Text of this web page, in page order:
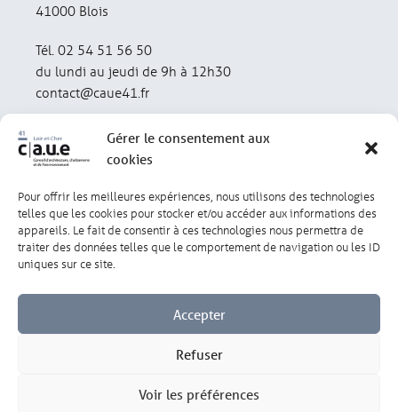
Gérer le consentement aux
cookies
Pour offrir les meilleures expériences, nous utilisons des technologies
telles que les cookies pour stocker et/ou accéder aux informations des
appareils. Le fait de consentir à ces technologies nous permettra de
traiter des données telles que le comportement de navigation ou les ID
uniques sur ce site.
Accepter
Refuser
Voir les préférences
41000 Blois
Tél. 02 54 51 56 50
du lundi au jeudi de 9h à 12h30
contact@caue41.fr
Mentions légales Politique de confidentialité
Lexique Réalisation : olivgraphic.com